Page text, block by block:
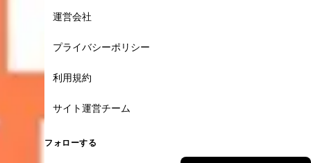
運営会社
プライバシーポリシー
利用規約
サイト運営チーム
フォローする